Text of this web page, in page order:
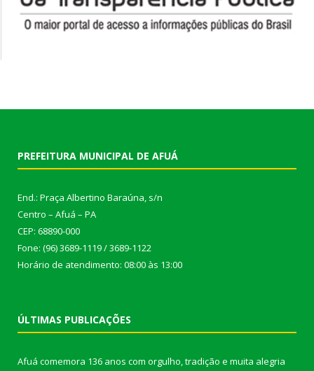
PREFEITURA MUNICIPAL DE AFUÁ
End.: Praça Albertino Baraúna, s/n
Centro – Afuá – PA
CEP: 68890-000
Fone: (96) 3689-1119 / 3689-1122
Horário de atendimento: 08:00 às 13:00
ÚLTIMAS PUBLICAÇÕES
Afuá comemora 136 anos com orgulho, tradição e muita alegria